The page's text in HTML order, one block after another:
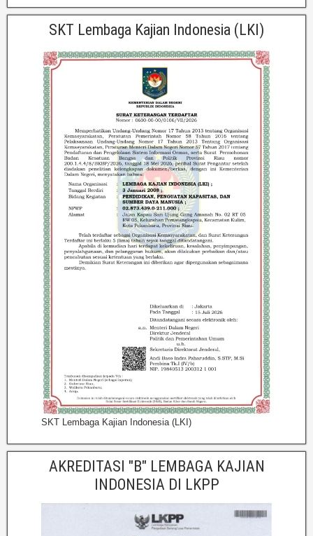
SKT Lembaga Kajian Indonesia (LKI)
SKT Lembaga Kajian Indonesia (LKI)
AKREDITASI "B" LEMBAGA KAJIAN
INDONESIA DI LKPP